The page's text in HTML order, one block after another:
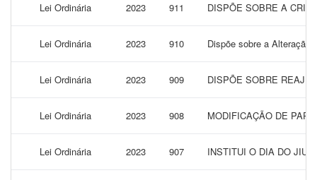
Lei Ordinária 2023 911 DISPÕE SOBRE A
Lei Ordinária 2023 910 Dispõe sobre a Alteração
Lei Ordinária 2023 909 DISPÕE SOBRE
Lei Ordinária 2023 908 MODIFICAÇÃO DE
Lei Ordinária 2023 907 INSTITUI O DIA DO JIU-